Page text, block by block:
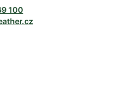
100